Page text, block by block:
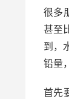
很多
甚至
到，
铅量
首先